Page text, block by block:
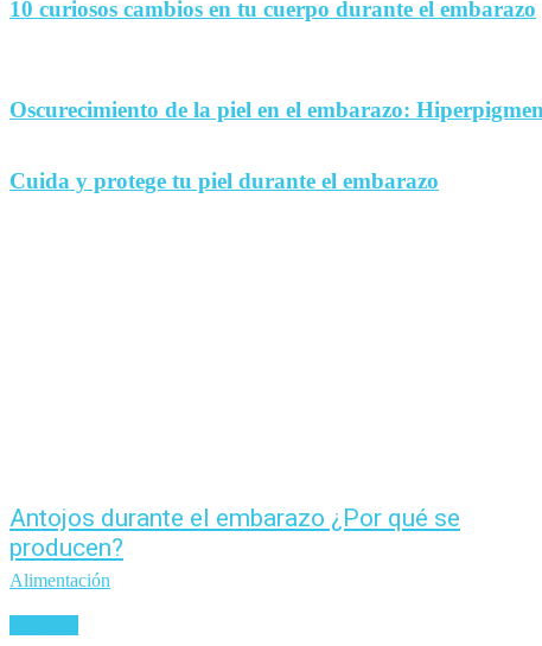
10 curiosos cambios en tu cuerpo durante el embarazo
Oscurecimiento de la piel en el embarazo:
Cuida y protege tu piel durante el embarazo
Antojos durante el embarazo ¿Por qué se
producen?
Alimentación